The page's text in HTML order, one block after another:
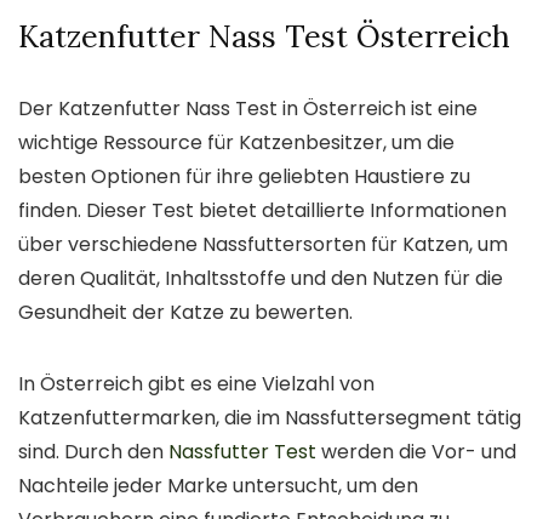
Katzenfutter Nass Test Österreich
Der Katzenfutter Nass Test in Österreich ist eine
wichtige Ressource für Katzenbesitzer, um die
besten Optionen für ihre geliebten Haustiere zu
finden. Dieser Test bietet detaillierte Informationen
über verschiedene Nassfuttersorten für Katzen, um
deren Qualität, Inhaltsstoffe und den Nutzen für die
Gesundheit der Katze zu bewerten.
In Österreich gibt es eine Vielzahl von
Katzenfuttermarken, die im Nassfuttersegment tätig
sind. Durch den Nassfutter Test werden die Vor- und
Nachteile jeder Marke untersucht, um den